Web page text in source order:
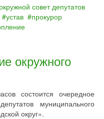
совет депутатов
устав
прокурор
окружного
состоится очередное
муниципального
округ».